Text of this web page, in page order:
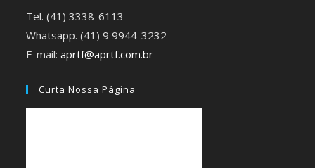
Tel. (41) 3338-6113
Whatsapp. (41) 9 9944-3232
E-mail:aprtf@aprtf.com.br
Curta Nossa Página